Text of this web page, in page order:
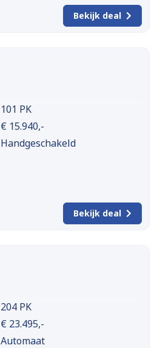
Bekijk deal
101 PK
€ 15.940,-
Handgeschakeld
Bekijk deal
204 PK
€ 23.495,-
Automaat